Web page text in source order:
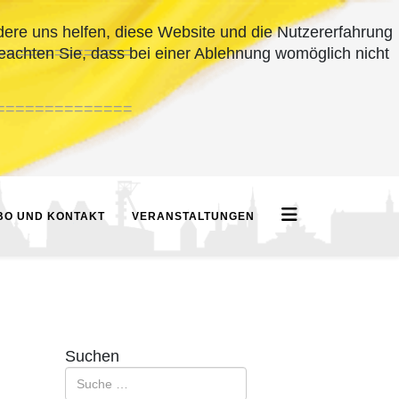
UND KONTAKT VERANSTALTUNGEN
Suchen
uns helfen, diese Website und die Nutzererfahrung
Sie, dass bei einer Ablehnung womöglich nicht